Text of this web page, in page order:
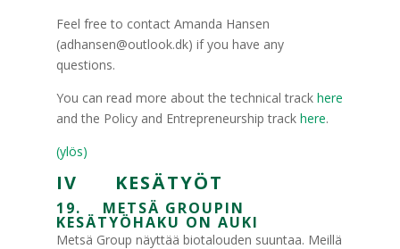
Feel free to contact Amanda Hansen
(adhansen@outlook.dk) if you have any
questions.
You can read more about the technical track here
and the Policy and Entrepreneurship track here.
(ylös)
IV KESÄTYÖT
19. METSÄ GROUPIN
KESÄTYÖHAKU ON AUKI
Metsä Group näyttää biotalouden suuntaa. Meillä